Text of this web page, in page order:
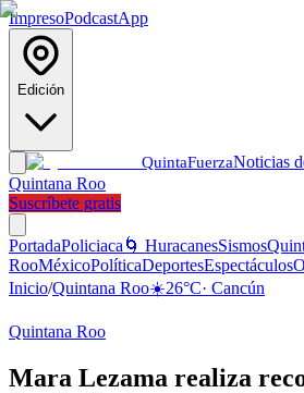
ImpresoPodcastApp
Edición
QuintaFuerzaNoticias
Quintana Roo
Suscríbete gratis
PortadaPoliciaca 🌀 HuracanesSismos
RooMéxicoPolíticaDeportesEspectáculos
Inicio/Quintana Roo☀️26°C· Cancún
Quintana Roo
Mara Lezama realiza